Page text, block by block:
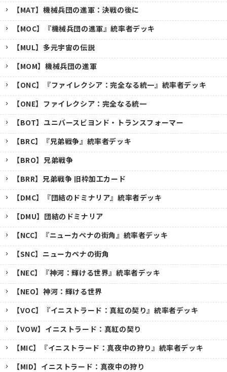
【MAT】機械兵団の進軍：決戦の後に
【MOC】『機械兵団の進軍』統率者デッキ
【MUL】多元宇宙の伝説
【MOM】機械兵団の進軍
【ONC】『ファイレクシア：完全なる統一』統率者デッキ
【ONE】ファイレクシア：完全なる統一
【BOT】ユニバースビヨンド・トランスフォーマー
【BRC】『兄弟戦争』統率者デッキ
【BRO】兄弟戦争
【BRR】兄弟戦争 旧枠加工カード
【DMC】『団結のドミナリア』統率者デッキ
【DMU】団結のドミナリア
【NCC】『ニューカペナの街角』統率者デッキ
【SNC】ニューカペナの街角
【NEC】『神河：輝ける世界』統率者デッキ
【NEO】神河：輝ける世界
【VOC】『イニストラード：真紅の契り』統率者デッキ
【VOW】イニストラード：真紅の契り
【MIC】『イニストラード：真夜中の狩り』統率者デッキ
【MID】イニストラード：真夜中の狩り